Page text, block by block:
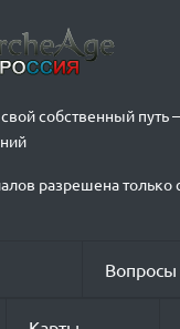
собственный путь
разрешена только